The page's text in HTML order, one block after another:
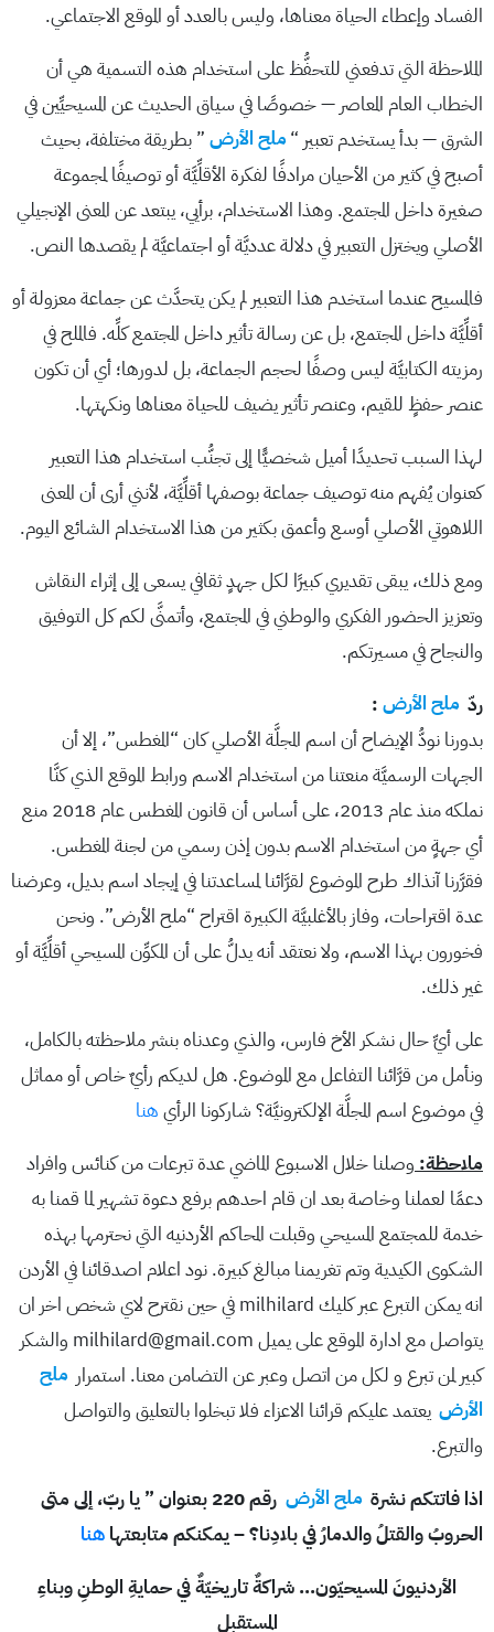
الفساد وإعطاء الحياة معناها، وليس بالعدد أو الموقع الاجتماعي.
الملاحظة التي تدفعني للتحفُّظ على استخدام هذه التسمية هي أن
الخطاب العام المعاصر — خصوصًا في سياق الحديث عن المسيحيِّين في
الشرق — بدأ يستخدم تعبير “ملح الأرض ” بطريقة مختلفة، بحيث
أصبح في كثير من الأحيان مرادفًا لفكرة الأقلِّيَّة أو توصيفًا لمجموعة
صغيرة داخل المجتمع. وهذا الاستخدام، برأيي، يبتعد عن المعنى الإنجيلي
الأصلي ويختزل التعبير في دلالة عدديَّة أو اجتماعيَّة لم يقصدها النص.
فالمسيح عندما استخدم هذا التعبير لم يكن يتحدَّث عن جماعة معزولة أو
أقلِّيَّة داخل المجتمع، بل عن رسالة تأثير داخل المجتمع كلِّه. فالملح في
رمزيته الكتابيَّة ليس وصفًا لحجم الجماعة، بل لدورها؛ أي أن تكون
عنصر حفظٍ للقيم، وعنصر تأثير يضيف للحياة معناها ونكهتها.
لهذا السبب تحديدًا أميل شخصيًّا إلى تجنُّب استخدام هذا التعبير
كعنوان يُفهم منه توصيف جماعة بوصفها أقلِّيَّة، لأنني أرى أن المعنى
اللاهوتي الأصلي أوسع وأعمق بكثير من هذا الاستخدام الشائع اليوم.
ومع ذلك، يبقى تقديري كبيرًا لكل جهدٍ ثقافي يسعى إلى إثراء النقاش
وتعزيز الحضور الفكري والوطني في المجتمع، وأتمنَّى لكم كل التوفيق
والنجاح في مسيرتكم.
ردّ ملح الأرض :
بدورنا نودُّ الإيضاح أن اسم المجلَّة الأصلي كان “المغطس”، إلا أن
الجهات الرسميَّة منعتنا من استخدام الاسم ورابط الموقع الذي كنَّا
نملكه منذ عام 2013، على أساس أن قانون المغطس عام 2018 منع
أي جهةٍ من استخدام الاسم بدون إذن رسمي من لجنة المغطس.
فقرَّرنا آنذاك طرح الموضوع لقرَّائنا لمساعدتنا في إيجاد اسم بديل، وعرضنا
عدة اقتراحات، وفاز بالأغلبيَّة الكبيرة اقتراح “ملح الأرض”. ونحن
فخورون بهذا الاسم، ولا نعتقد أنه يدلُّ على أن المكوِّن المسيحي أقلِّيَّة أو
غير ذلك.
على أيِّ حال نشكر الأخ فارس، والذي وعدناه بنشر ملاحظته بالكامل،
ونأمل من قرَّائنا التفاعل مع الموضوع. هل لديكم رأيٌ خاص أو مماثل
في موضوع اسم المجلَّة الإلكترونيَّة؟ شاركونا الرأي هنا
ملاحظة: وصلنا خلال الاسبوع الماضي عدة تبرعات من كنائس وافراد
دعمًا لعملنا وخاصة بعد ان قام احدهم برفع دعوة تشهير لما قمنا به
خدمة للمجتمع المسيحي وقبلت المحاكم الأردنيه التي نحترمها بهذه
الشكوى الكيدية وتم تغريمنا مبالغ كبيرة. نود اعلام اصدقائنا في الأردن
انه يمكن التبرع عبر كليك milhilard في حين نقترح لاي شخص اخر ان
يتواصل مع ادارة الموقع على يميل milhilard@gmail.com والشكر
كبير لمن تبرع و لكل من اتصل وعبر عن التضامن معنا. استمرار ملح
الأرض يعتمد عليكم قرائنا الاعزاء فلا تبخلوا بالتعليق والتواصل
والتبرع.
اذا فاتتكم نشرة ملح الأرض
رقم 220 بعنوان ” يا ربّ، إلى متى
الحروبُ والقتلُ والدمارُ في بلادِنا؟ – يمكنكم متابعتها هنا
الأردنيونَ المسيحيّون… شراكةٌ تاريخيّةٌ في حمايةِ الوطنِ وبناءِ
المستقبلِ